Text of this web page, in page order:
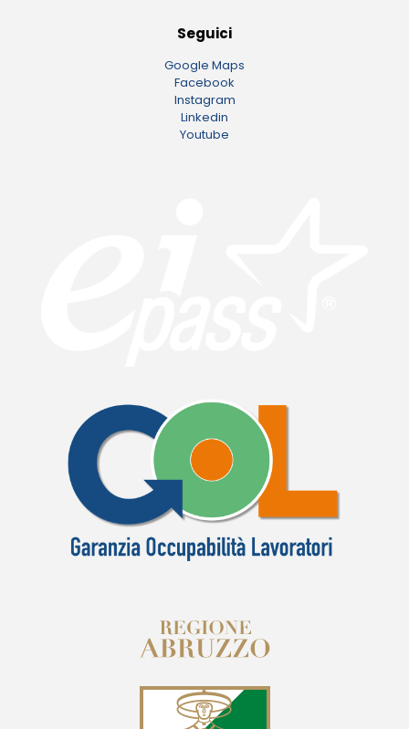
Seguici
Google Maps
Facebook
Instagram
Linkedin
Youtube